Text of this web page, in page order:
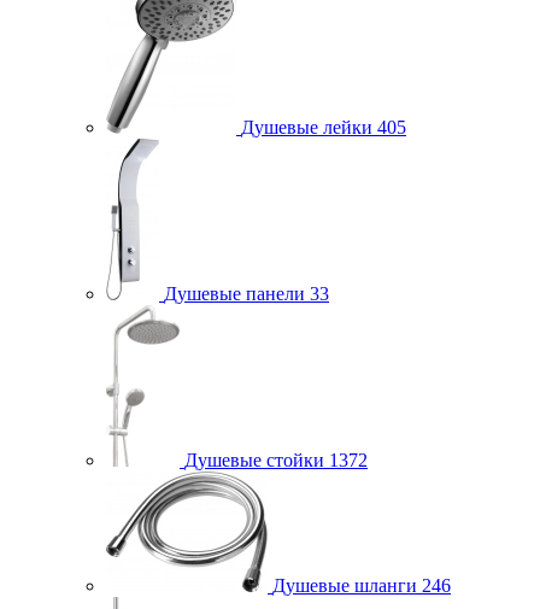
Душевые лейки 405
Душевые панели 33
Душевые стойки 1372
Душевые шланги 246